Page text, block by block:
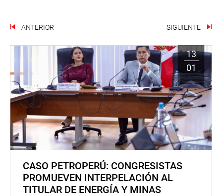
ANTERIOR SIGUIENTE
13
01
CASO PETROPERÚ: CONGRESISTAS
PROMUEVEN INTERPELACIÓN AL
TITULAR DE ENERGÍA Y MINAS